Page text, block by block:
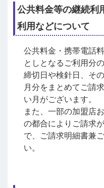
公共料金等の継続利
利用などについて
公共料金・携帯電話
としとなるご利用分
締切日や検針日、そ
月分をまとめてご請
い月がございます。
また、一部の加盟店
の都合によりご請求
で、ご請求明細書兼
い。